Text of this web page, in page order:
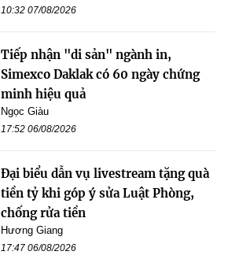
10:32 07/08/2026
Tiếp nhận "di sản" ngành in,
Simexco Daklak có 60 ngày chứng
minh hiệu quả
Ngọc Giàu
17:52 06/08/2026
Đại biểu dẫn vụ livestream tặng quà
tiền tỷ khi góp ý sửa Luật Phòng,
chống rửa tiền
Hương Giang
17:47 06/08/2026